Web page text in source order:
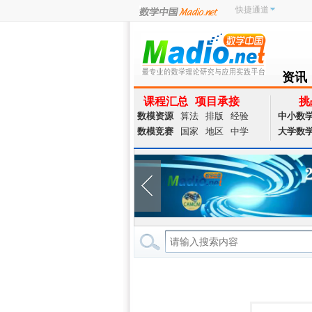
快捷通道
资讯
NEWS
课程汇总 项目承接
数模资源 算法 排版
经验
数模竞赛
国家 地区 中学
挑
中小数
大学数